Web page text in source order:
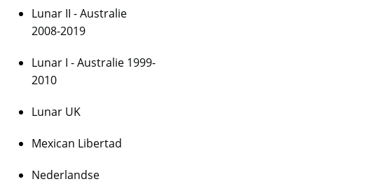
Lunar II - Australie
2008-2019
Lunar I - Australie 1999-
2010
Lunar UK
Mexican Libertad
Nederlandse